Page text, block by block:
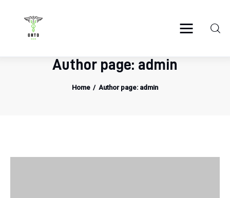
Author page: admin
Home Author page: admin
Zdrowie